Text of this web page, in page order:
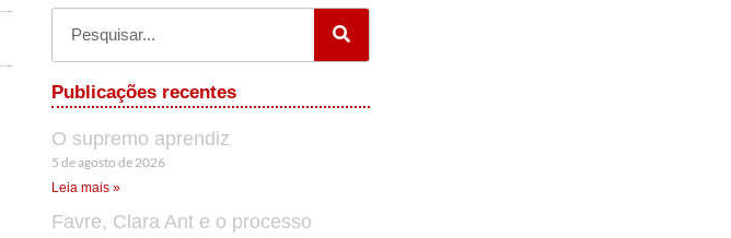
Publicações recentes
O supremo aprendiz
5 de agosto de 2026
Leia mais »
Favre, Clara Ant e o processo